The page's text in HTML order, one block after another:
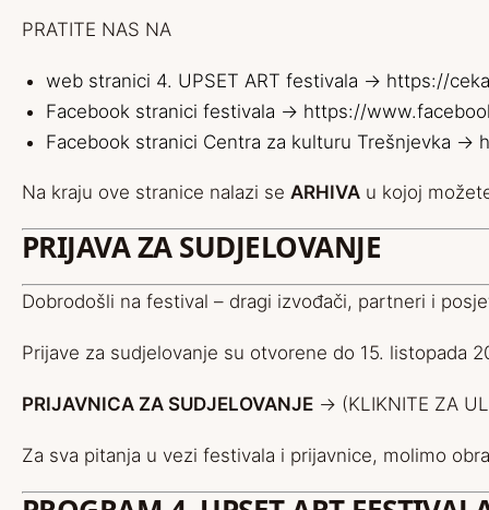
PRATITE NAS NA
web stranici 4. UPSET ART festivala -> https://
Facebook stranici festivala -> https://
Facebook stranici Centra za kulturu Trešnjevka ->
Na kraju ove stranice nalazi se ARHIVA u kojoj
PRIJAVA ZA SUDJELOVANJE
Dobrodošli na festival – dragi izvođači, partneri i
Prijave za sudjelovanje su otvorene do 15. listopada
PRIJAVNICA ZA SUDJELOVANJE -> (KLIKNITE ZA
Za sva pitanja u vezi festivala i prijavnice, molimo